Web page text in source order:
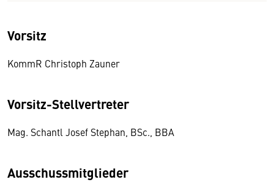
Vorsitz
KommR Christoph Zauner
Vorsitz-Stellvertreter
Mag. Schantl Josef Stephan, BSc., BBA
Ausschussmitglieder